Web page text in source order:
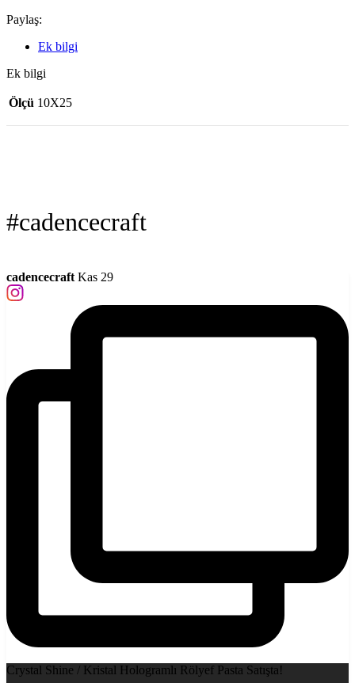
Paylaş:
Ek bilgi
Ek bilgi
Ölçü 10X25
#cadencecraft
cadencecraft Kas 29
Crystal Shine / Kristal Hologramlı Rölyef Pasta Satışta!